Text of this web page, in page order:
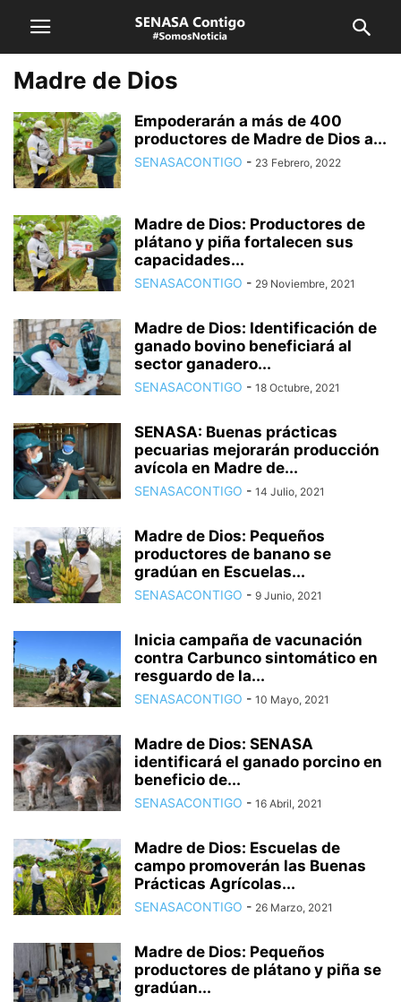
Madre de Dios
Empoderarán a más de 400
productores de Madre de Dios a...
SENASACONTIGO - 23 Febrero, 2022
Madre de Dios: Productores de
plátano y piña fortalecen sus
capacidades...
SENASACONTIGO - 29 Noviembre, 2021
Madre de Dios: Identificación de
ganado bovino beneficiará al
sector ganadero...
SENASACONTIGO - 18 Octubre, 2021
SENASA: Buenas prácticas
pecuarias mejorarán producción
avícola en Madre de...
SENASACONTIGO - 14 Julio, 2021
Madre de Dios: Pequeños
productores de banano se
gradúan en Escuelas...
SENASACONTIGO - 9 Junio, 2021
Inicia campaña de vacunación
contra Carbunco sintomático en
resguardo de la...
SENASACONTIGO - 10 Mayo, 2021
Madre de Dios: SENASA
identificará el ganado porcino en
beneficio de...
SENASACONTIGO - 16 Abril, 2021
Madre de Dios: Escuelas de
campo promoverán las Buenas
Prácticas Agrícolas...
SENASACONTIGO - 26 Marzo, 2021
Madre de Dios: Pequeños
productores de plátano y piña se
gradúan...